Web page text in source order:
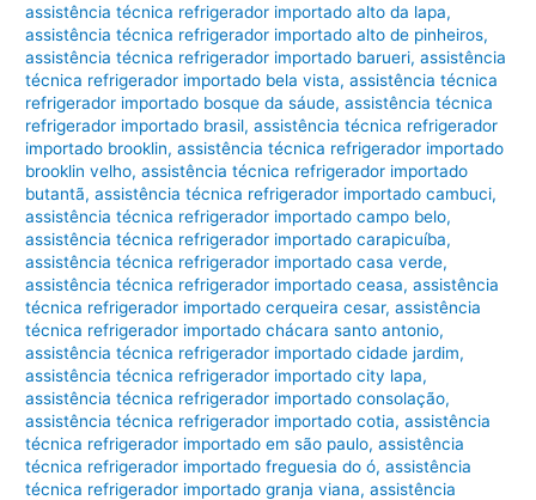
assistência técnica refrigerador importado alto da lapa,
assistência técnica refrigerador importado alto de pinheiros,
assistência técnica refrigerador importado barueri,assistência
técnica refrigerador importado bela vista,assistência técnica
refrigerador importado bosque da sáude,assistência técnica
refrigerador importado brasil,assistência técnica refrigerador
importado brooklin,assistência técnica refrigerador importado
brooklin velho,assistência técnica refrigerador importado
butantã,assistência técnica refrigerador importado cambuci,
assistência técnica refrigerador importado campo belo,
assistência técnica refrigerador importado carapicuíba,
assistência técnica refrigerador importado casa verde,
assistência técnica refrigerador importado ceasa,assistência
técnica refrigerador importado cerqueira cesar,assistência
técnica refrigerador importado chácara santo antonio,
assistência técnica refrigerador importado cidade jardim,
assistência técnica refrigerador importado city lapa,
assistência técnica refrigerador importado consolação,
assistência técnica refrigerador importado cotia,assistência
técnica refrigerador importado em são paulo,assistência
técnica refrigerador importado freguesia do ó,assistência
técnica refrigerador importado granja viana,assistência